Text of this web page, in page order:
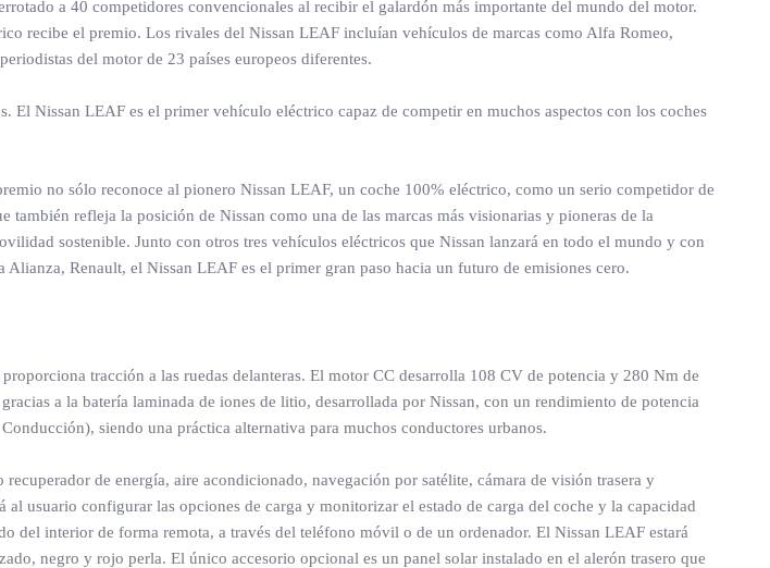
a 40 competidores convencionales al recibir el galardón más importante del mundo del motor.
recibe el premio. Los rivales del Nissan LEAF incluían vehículos de marcas como Alfa Romeo,
del motor de 23 países europeos diferentes.
Nissan LEAF es el primer vehículo eléctrico capaz de competir en muchos aspectos con los coches
no sólo reconoce al pionero Nissan LEAF, un coche 100% eléctrico, como un serio competidor de
refleja la posición de Nissan como una de las marcas más visionarias y pioneras de la
sostenible. Junto con otros tres vehículos eléctricos que Nissan lanzará en todo el mundo y con
Renault, el Nissan LEAF es el primer gran paso hacia un futuro de emisiones cero.
tracción a las ruedas delanteras. El motor CC desarrolla 108 CV de potencia y 280 Nm de
a la batería laminada de iones de litio, desarrollada por Nissan, con un rendimiento de potencia
siendo una práctica alternativa para muchos conductores urbanos.
de energía, aire acondicionado, navegación por satélite, cámara de visión trasera y
usuario configurar las opciones de carga y monitorizar el estado de carga del coche y la capacidad
del interior de forma remota, a través del teléfono móvil o de un ordenador. El Nissan LEAF estará
negro y rojo perla. El único accesorio opcional es un panel solar instalado en el alerón trasero que